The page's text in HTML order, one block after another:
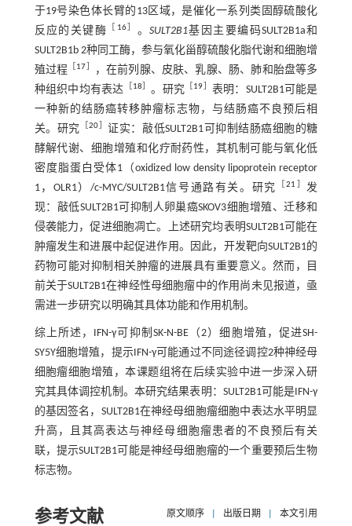
于19号染色体长臂的13区域，是催化一系列类固醇硫酸化
反应的关键酶
16］ 。 SULT2B1基因主要编码SULT2B1a和
SULT2B1b 2种同工酶，参与氧化甾醇硫酸化脂代谢和细胞增
殖过程
17
，在前列腺、皮肤、乳腺、肠、肺和胎盘等多
种组织中均有表达
18 。研究 19
表明：SULT2B1可能是
一种新的结肠癌转移肿瘤标志物，与结肠癌不良预后相
关。研究 ［20 ］证实：敲低SULT2B1可抑制结肠癌细胞的糖
酵解代谢、细胞增殖和化疗耐药性，其机制可能与氧化低
密度脂蛋白受体1（oxidized low density lipoprotein receptor
1，OLR1）/c-MYC/SULT2B1信号通路有关。研究
［21
发
现：敲低SULT2B1可抑制人卵巢癌SKOV3细胞增殖、迁移和
侵袭能力，促进细胞凋亡。上述研究均表明SULT2B1可能在
肿瘤发生和进展中起促进作用。因此，开发靶向SULT2B1的
药物可能对抑制相关肿瘤的进展具有重要意义。然而，目
前关于SULT2B1在神经性母细胞瘤中的作用尚未见报道，亟
需进一步研究以明确其具体功能和作用机制。
综上所述，IFN-γ可抑制SK-N-BE（2）细胞增殖，促进SH-
SY5Y细胞增殖，提示IFN-γ可能通过不同途径调控2种神经母
细胞瘤细胞增殖，本课题组将在后续实验中进一步深入研
究其具体调控机制。本研究结果表明：SULT2B1可能是IFN-γ
的基因签名，SULT2B1在神经母细胞瘤细胞中表达水平明显
升高，且其高表达与神经母细胞瘤患者的不良预后有关
联，提示SULT2B1可能是神经母细胞瘤的一个重要预后生物
标志物。
参考文献 原文顺序 出版日期 本文引用